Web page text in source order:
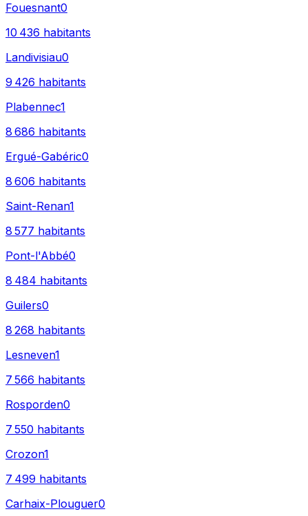
Fouesnant0
10 436 habitants
Landivisiau0
9 426 habitants
Plabennec1
8 686 habitants
Ergué-Gabéric0
8 606 habitants
Saint-Renan1
8 577 habitants
Pont-l'Abbé0
8 484 habitants
Guilers0
8 268 habitants
Lesneven1
7 566 habitants
Rosporden0
7 550 habitants
Crozon1
7 499 habitants
Carhaix-Plouguer0